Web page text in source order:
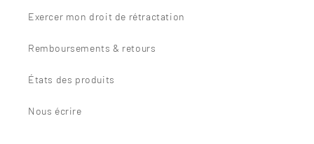
Exercer mon droit de rétractation
Remboursements & retours
États des produits
Nous écrire